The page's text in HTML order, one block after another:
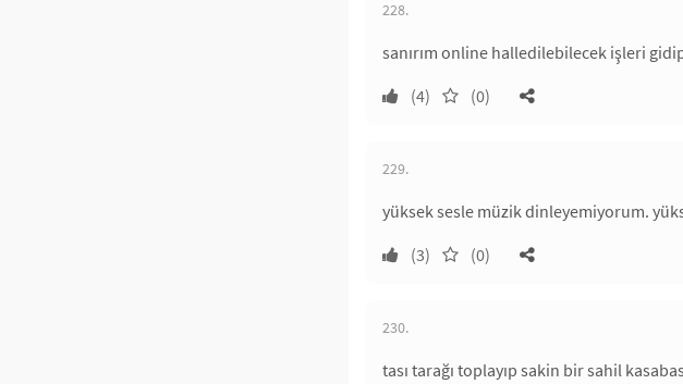
228.
sanırım online halledilebilecek işleri
(4)
(0)
229.
yüksek sesle müzik dinleyemiyorum.
(3)
(0)
230.
tası tarağı toplayıp sakin bir sahil